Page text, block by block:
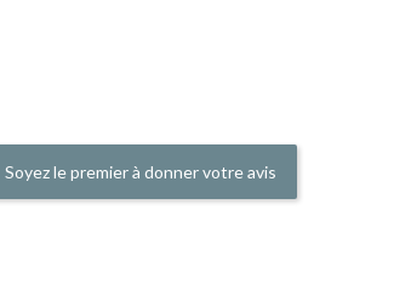
Soyez le premier à donner votre avis